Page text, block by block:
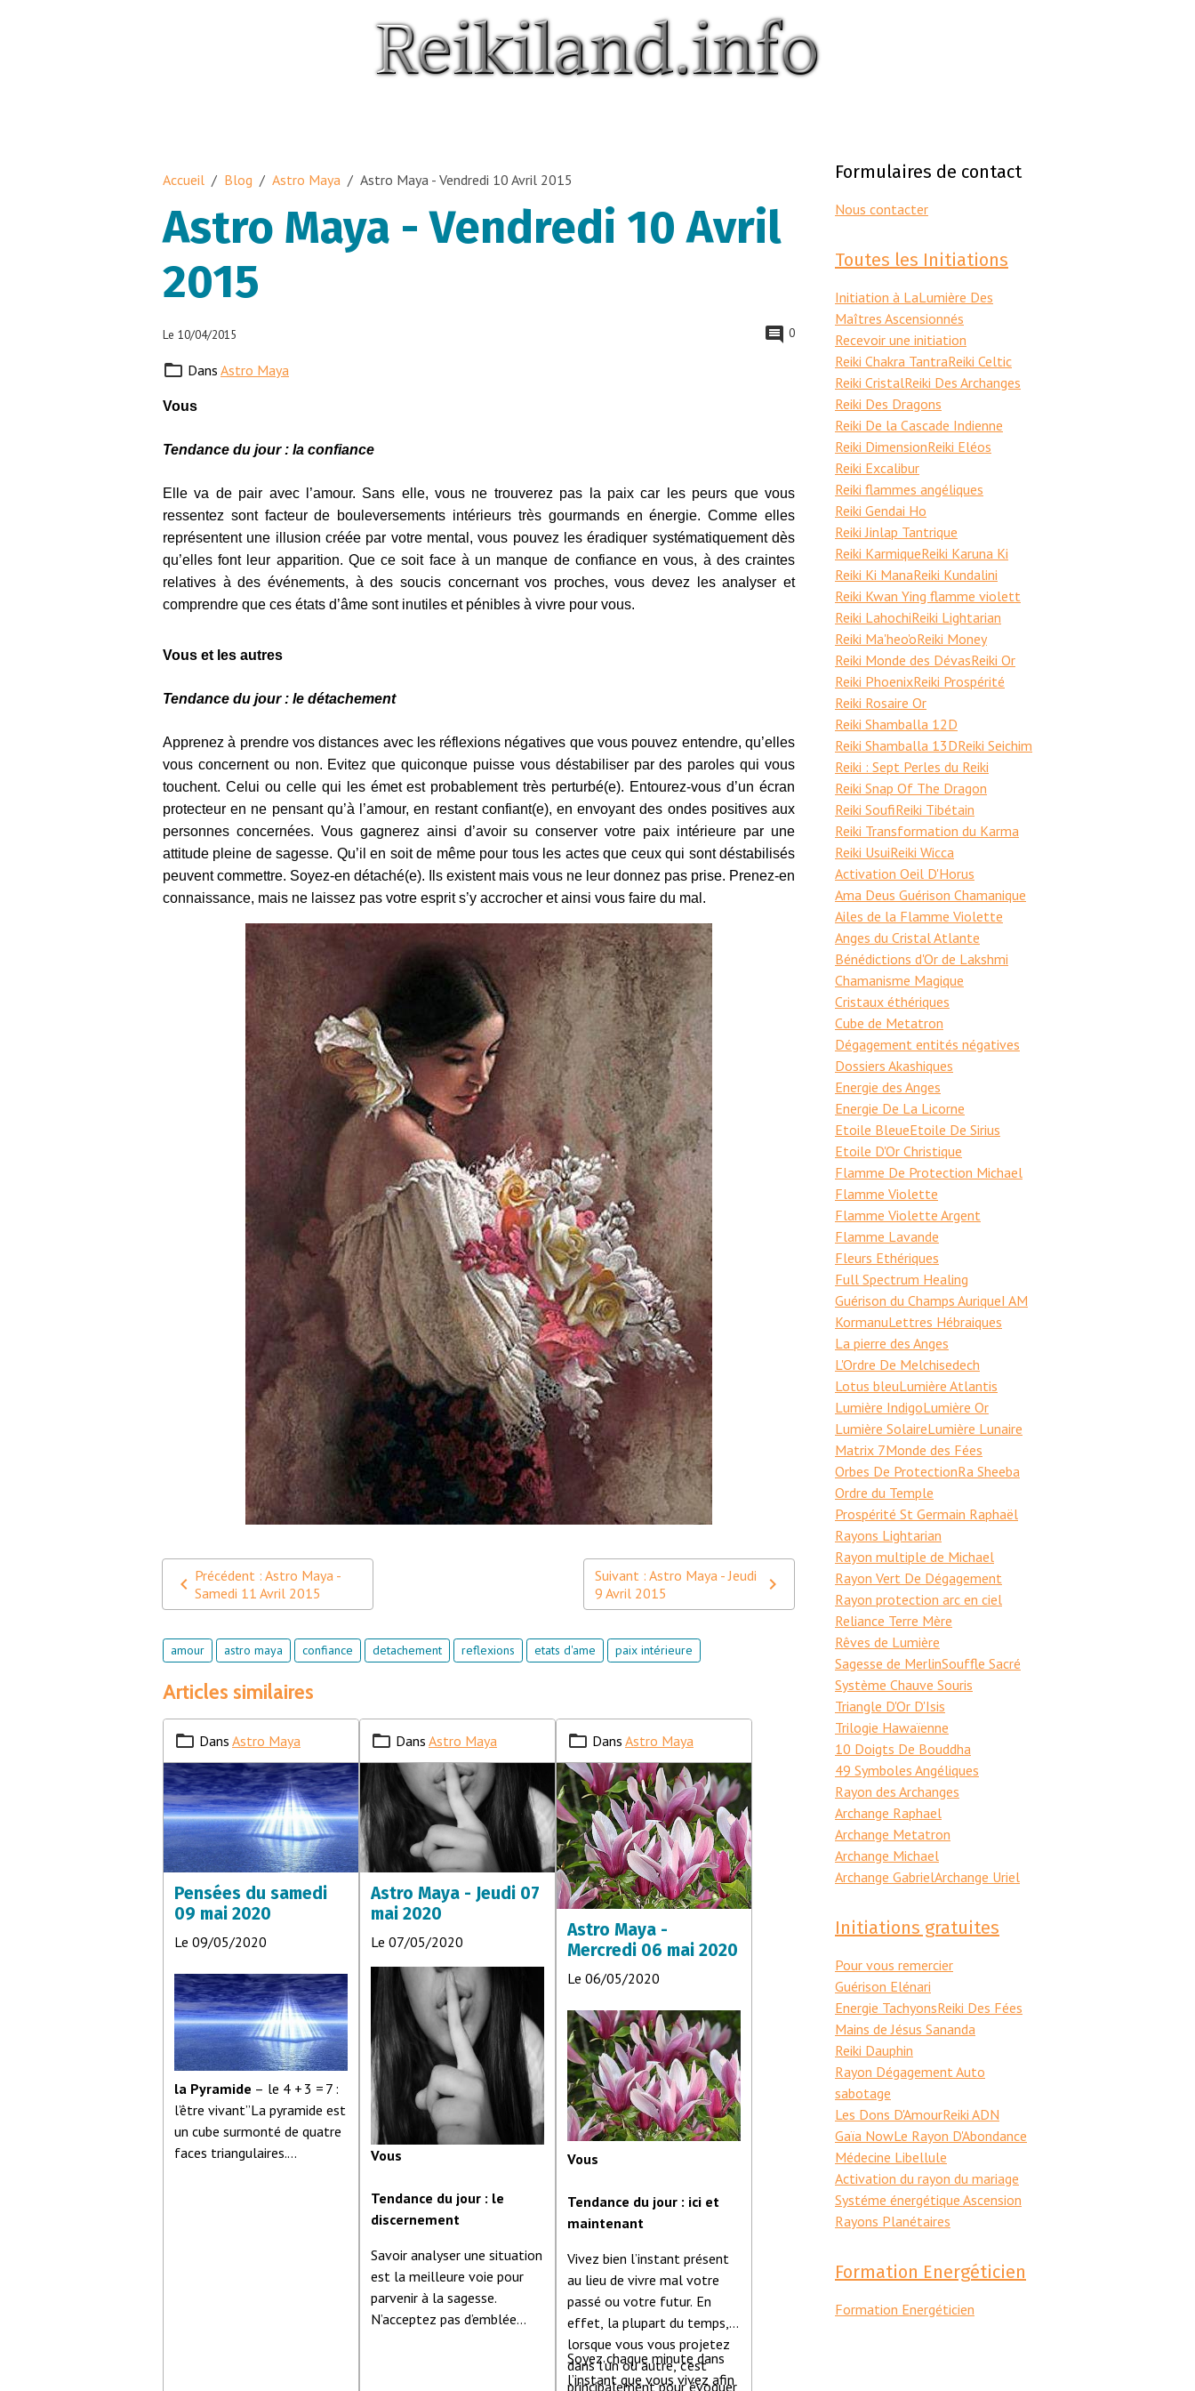
Accueil Blog Astro Maya Astro Maya - Vendredi 10 Avril 2015
Astro Maya - Vendredi 10 Avril
2015
Le 10/04/2015 0
Dans Astro Maya
Vous
Tendance du jour : la confiance
Elle va de pair avec l’amour. Sans elle, vous ne trouverez pas la paix car les peurs que vous
ressentez sont facteur de bouleversements intérieurs très gourmands en énergie. Comme elles
représentent une illusion créée par votre mental, vous pouvez les éradiquer systématiquement dès
qu’elles font leur apparition. Que ce soit face à un manque de confiance en vous, à des craintes
relatives à des événements, à des soucis concernant vos proches, vous devez les analyser et
comprendre que ces états d’âme sont inutiles et pénibles à vivre pour vous.
Vous et les autres
Tendance du jour : le détachement
Apprenez à prendre vos distances avec les réflexions négatives que vous pouvez entendre, qu’elles
vous concernent ou non. Evitez que quiconque puisse vous déstabiliser par des paroles qui vous
touchent. Celui ou celle qui les émet est probablement très perturbé(e). Entourez-vous d’un écran
protecteur en ne pensant qu’à l’amour, en restant confiant(e), en envoyant des ondes positives aux
personnes concernées. Vous gagnerez ainsi d’avoir su conserver votre paix intérieure par une
attitude pleine de sagesse. Qu’il en soit de même pour tous les actes que ceux qui sont déstabilisés
peuvent commettre. Soyez-en détaché(e). Ils existent mais vous ne leur donnez pas prise. Prenez-en
connaissance, mais ne laissez pas votre esprit s’y accrocher et ainsi vous faire du mal.
Précédent : Astro Maya -
Samedi 11 Avril 2015
Suivant : Astro Maya - Jeudi
9 Avril 2015
amour astro maya confiance detachement reflexions etats d'ame paix intérieure
Articles similaires
Dans Astro Maya
Pensées du samedi
09 mai 2020
Le 09/05/2020
la Pyramide – le 4 + 3 = 7 :
l’être vivant”La pyramide est
un cube surmonté de quatre
faces triangulaires.
Dans Astro Maya
Astro Maya - Jeudi 07
mai 2020
Le 07/05/2020
Vous
Tendance du jour : le
discernement
Savoir analyser une situation
est la meilleure voie pour
parvenir à la sagesse.
N’acceptez pas d’emblée
Dans Astro Maya
Astro Maya -
Mercredi 06 mai 2020
Le 06/05/2020
Vous
Tendance du jour : ici et
maintenant
Vivez bien l’instant présent
au lieu de vivre mal votre
passé ou votre futur. En
effet, la plupart du temps,
lorsque vous vous projetez
dans l’un ou autre, c’est
principalement pour évoquer
Soyez chaque minute dans
l’instant que vous vivez afin
Formulaires de contact
Nous contacter
Toutes les Initiations
Initiation à LaLumière Des
Maîtres Ascensionnés
Recevoir une initiation
Reiki Chakra TantraReiki Celtic
Reiki CristalReiki Des Archanges
Reiki Des Dragons
Reiki De la Cascade Indienne
Reiki DimensionReiki Eléos
Reiki Excalibur
Reiki flammes angéliques
Reiki Gendai Ho
Reiki Jinlap Tantrique
Reiki KarmiqueReiki Karuna Ki
Reiki Ki ManaReiki Kundalini
Reiki Kwan Ying flamme violett
Reiki LahochiReiki Lightarian
Reiki Ma'heo'oReiki Money
Reiki Monde des DévasReiki Or
Reiki PhoenixReiki Prospérité
Reiki Rosaire Or
Reiki Shamballa 12D
Reiki Shamballa 13DReiki Seichim
Reiki : Sept Perles du Reiki
Reiki Snap Of The Dragon
Reiki SoufiReiki Tibétain
Reiki Transformation du Karma
Reiki UsuiReiki Wicca
Activation Oeil D'Horus
Ama Deus Guérison Chamanique
Ailes de la Flamme Violette
Anges du Cristal Atlante
Bénédictions d'Or de Lakshmi
Chamanisme Magique
Cristaux éthériques
Cube de Metatron
Dégagement entités négatives
Dossiers Akashiques
Energie des Anges
Energie De La Licorne
Etoile BleueEtoile De Sirius
Etoile D'Or Christique
Flamme De Protection Michael
Flamme Violette
Flamme Violette Argent
Flamme Lavande
Fleurs Ethériques
Full Spectrum Healing
Guérison du Champs AuriqueI AM
KormanuLettres Hébraiques
La pierre des Anges
L'Ordre De Melchisedech
Lotus bleuLumière Atlantis
Lumière IndigoLumière Or
Lumière SolaireLumière Lunaire
Matrix 7Monde des Fées
Orbes De ProtectionRa Sheeba
Ordre du Temple
Prospérité St Germain Raphaël
Rayons Lightarian
Rayon multiple de Michael
Rayon Vert De Dégagement
Rayon protection arc en ciel
Reliance Terre Mère
Rêves de Lumière
Sagesse de MerlinSouffle Sacré
Système Chauve Souris
Triangle D'Or D'Isis
Trilogie Hawaïenne
10 Doigts De Bouddha
49 Symboles Angéliques
Rayon des Archanges
Archange Raphael
Archange Metatron
Archange Michael
Archange GabrielArchange Uriel
Initiations gratuites
Pour vous remercier
Guérison Elénari
Energie TachyonsReiki Des Fées
Mains de Jésus Sananda
Reiki Dauphin
Rayon Dégagement Auto
sabotage
Les Dons D'AmourReiki ADN
Gaïa NowLe Rayon D'Abondance
Médecine Libellule
Activation du rayon du mariage
Systéme énergétique Ascension
Rayons Planétaires
Formation Energéticien
Formation Energéticien